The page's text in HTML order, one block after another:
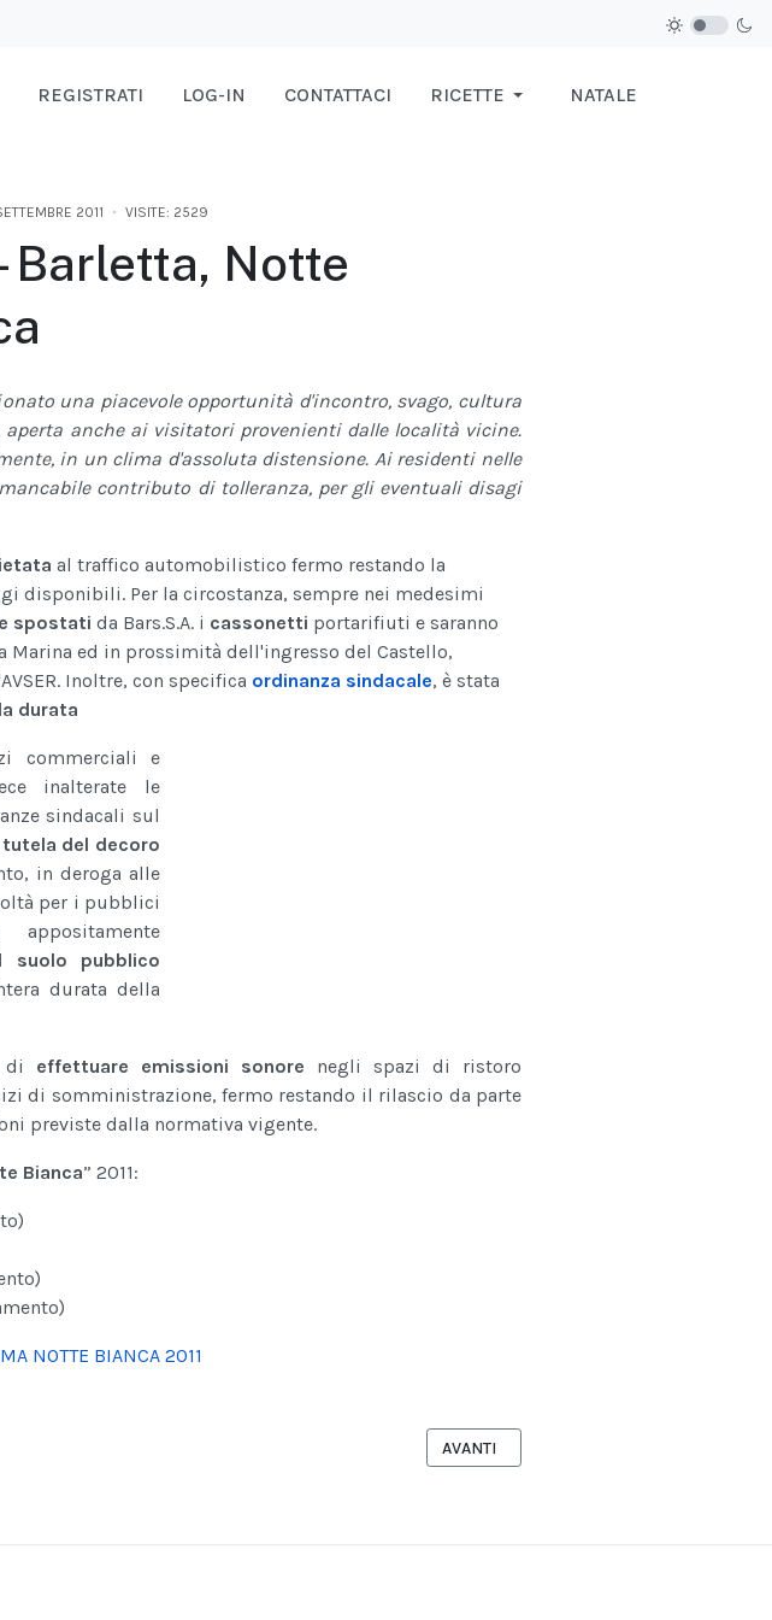
REGISTRATI LOG-IN CONTATTACI RICETTE NATALE
2011 VISITE: 2529
Barletta, Notte
una piacevole opportunità d'incontro, svago, cultura
aperta anche ai visitatori provenienti dalle località vicine.
in un clima d'assoluta distensione. Ai residenti nelle
contributo di tolleranza, per gli eventuali disagi
al traffico automobilistico fermo restando la
disponibili. Per la circostanza, sempre nei medesimi
spostati da Bars.S.A. i cassonetti portarifiuti e saranno
Marina ed in prossimità dell'ingresso del Castello,
Inoltre, con specifica ordinanza sindacale, è stata
durata
commerciali e
inalterate le
sindacali sul
tutela del decoro
in deroga alle
per i pubblici
suolo pubblico
durata della
di effettuare emissioni sonore negli spazi di ristoro
di somministrazione, fermo restando il rilascio da parte
previste dalla normativa vigente.
Bianca” 2011:
NOTTE BIANCA 2011
MOLFETTA - THE JAZZ CONVENTION LIVE ARTICOLO SUCCESSIVO: RUTIGLIANO,
AVANTI